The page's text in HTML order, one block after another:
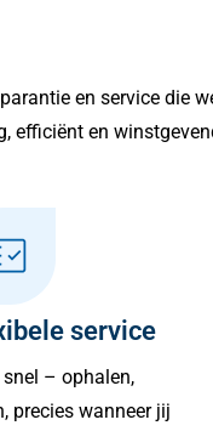
en service die
efficiënt en
service
– ophalen,
precies wanneer jij